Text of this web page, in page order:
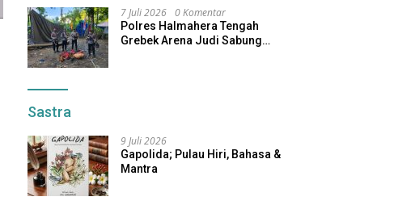
7 Juli 2026 0 Komentar
Polres Halmahera Tengah
Grebek Arena Judi Sabung
Sastra
9 Juli 2026
Gapolida; Pulau Hiri, Bahasa &
Mantra